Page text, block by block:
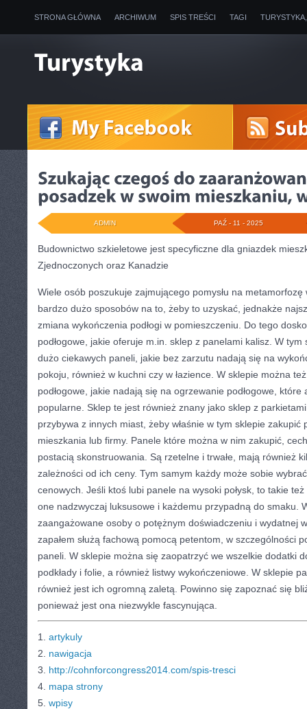
STRONA GŁÓWNA ARCHIWUM SPIS TREŚCI TAGI
PAŹ - 11 - 2025
ADMIN
Budownictwo szkieletowe jest specyficzne dla gniazdek
Zjednoczonych oraz Kanadzie
Wiele osób poszukuje zajmującego pomysłu na
bardzo dużo sposobów na to, żeby to uzyskać, jednakże
zmiana wykończenia podłogi w pomieszczeniu. Do tego
podłogowe, jakie oferuje m.in. sklep z panelami kalisz. W
dużo ciekawych paneli, jakie bez zarzutu nadają się na
pokoju, również w kuchni czy w łazience. W sklepie można
podłogowe, jakie nadają się na ogrzewanie podłogowe,
popularne. Sklep te jest również znany jako sklep z
przybywa z innych miast, żeby właśnie w tym sklepie zakupić
mieszkania lub firmy. Panele które można w nim zakupić,
postacią skonstruowania. Są rzetelne i trwałe, mają również
zależności od ich ceny. Tym samym każdy może sobie
cenowych. Jeśli ktoś lubi panele na wysoki połysk, to takie
one nadzwyczaj luksusowe i każdemu przypadną do smaku.
zaangażowane osoby o potężnym doświadczeniu i wydatnej
zapałem służą fachową pomocą petentom, w szczególności
paneli. W sklepie można się zaopatrzyć we wszelkie dodatki
podkłady i folie, a również listwy wykończeniowe. W sklepie
również jest ich ogromną zaletą. Powinno się zapoznać się
ponieważ jest ona niezwykle fascynująca.
1. artykuly
2. nawigacja
3. http://cohnforcongress2014.com/spis-tresci
4. mapa strony
5. wpisy